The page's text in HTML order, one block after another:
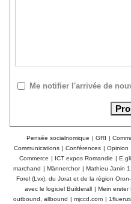
Me notifier l'arrivée de
Pensée socialnomique | GRI |
Communications | Conférences | Opinion
Commerce | ICT expos Romandie |
marchand | Männerchor | Mathieu Janin
Forel (Lvx), du Jorat et de la région
avec le logiciel Builderall | Mein erster
outbound, allbound | mjccd.com |